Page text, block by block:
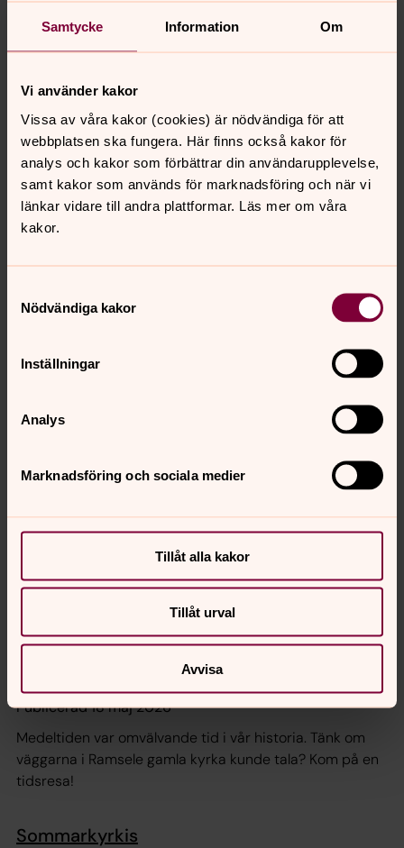
Samtycke Information Om
Vi använder kakor
Vissa av våra kakor (cookies) är nödvändiga för att
webbplatsen ska fungera. Här finns också kakor för
analys och kakor som förbättrar din användarupplevelse,
samt kakor som används för marknadsföring och när vi
länkar vidare till andra plattformar. Läs mer om våra
kakor.
Nödvändiga kakor
Inställningar
Analys
Marknadsföring och sociala medier
Tillåt alla kakor
Tillåt urval
Avvisa
Nyfiken på Gud?
Nyheter från Svenska kyrkan
Sollefteå
Nu är kyrkorna sommaröppna
och 15.00 från den 22 juni till 7 augusti, med några få
undantag. Välkommen att söka skydd från värmen,
regnet, vardagen för en stund i vårt gemensamma
kulturarv och historia.
Börja prata bibel till hösten
Kan vi lära oss något av Bibelns berättelser? Är Bibeln
Guds ord – och i så fall hur? Har Bibeln något att säga in
i vår tid? Angår den mig, här och nu? I höst kan du
som dessa.
Sommaraktiviteter
Publicerad 18 maj 2026
Medeltiden var omvälvande tid i vår historia. Tänk om
väggarna i Ramsele gamla kyrka kunde tala? Kom på en
tidsresa!
Sommarkyrkis